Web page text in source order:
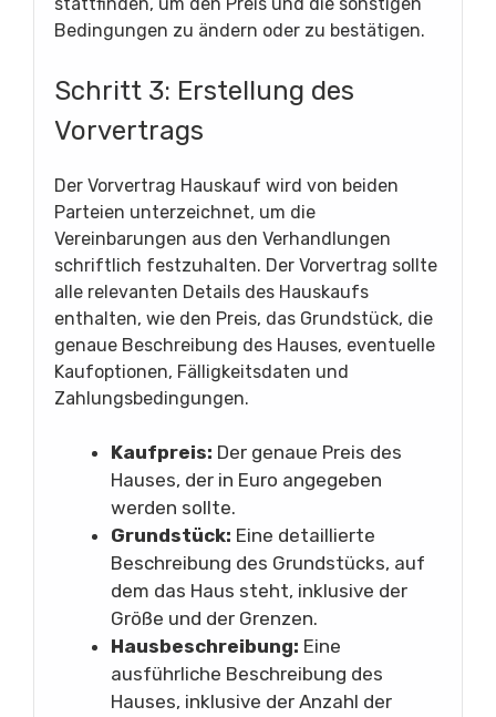
Bedingungen zu ändern oder zu bestätigen.
Schritt 3: Erstellung des
Vorvertrags
Der Vorvertrag Hauskauf wird von beiden
Parteien unterzeichnet, um die
Vereinbarungen aus den Verhandlungen
schriftlich festzuhalten. Der Vorvertrag sollte
alle relevanten Details des Hauskaufs
enthalten, wie den Preis, das Grundstück, die
genaue Beschreibung des Hauses, eventuelle
Kaufoptionen, Fälligkeitsdaten und
Zahlungsbedingungen.
Kaufpreis: Der genaue Preis des
Hauses, der in Euro angegeben
werden sollte.
Grundstück: Eine detaillierte
Beschreibung des Grundstücks, auf
dem das Haus steht, inklusive der
Größe und der Grenzen.
Hausbeschreibung: Eine
ausführliche Beschreibung des
Hauses, inklusive der Anzahl der